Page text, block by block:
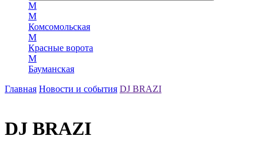
М
М
Комсомольская
М
Красные ворота
М
Бауманская
Главная Новости и события DJ BRAZI
DJ BRAZI